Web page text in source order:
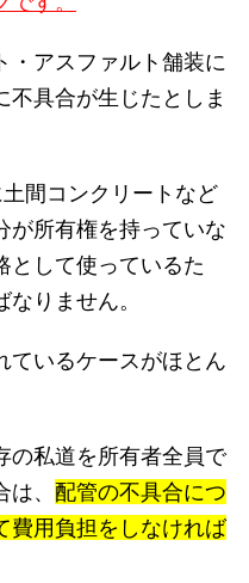
・アスファルト舗装に
不具合が生じたとしま
間コンクリートなど
が所有権を持っていな
として使っているた
りません。
ているケースがほとん
の私道を所有者全員で
、 配管の不具合につ
費用負担をしなければ